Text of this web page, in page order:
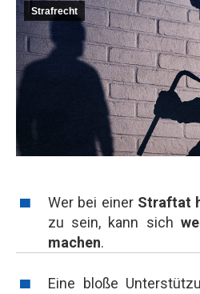
Strafrecht
Wer bei einer Straftat
zu sein, kann sich
machen.
Eine bloße